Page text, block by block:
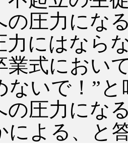
の圧力にな
力にはなら
業式におい
ないで！”
の圧力にな
による、と